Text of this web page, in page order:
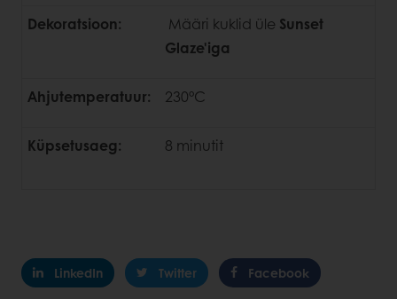
Dekoratsioon: Määri kuklid üle Sunset
Glaze'iga
Ahjutemperatuur: 230°C
Küpsetusaeg: 8 minutit
LinkedIn Twitter Facebook